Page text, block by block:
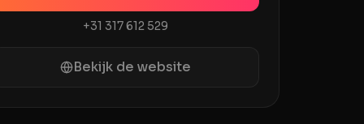
+31 317 612 529
Bekijk de website